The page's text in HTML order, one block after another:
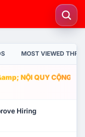
MOST VIEWED
NỘI QUY CỘNG
Hiring